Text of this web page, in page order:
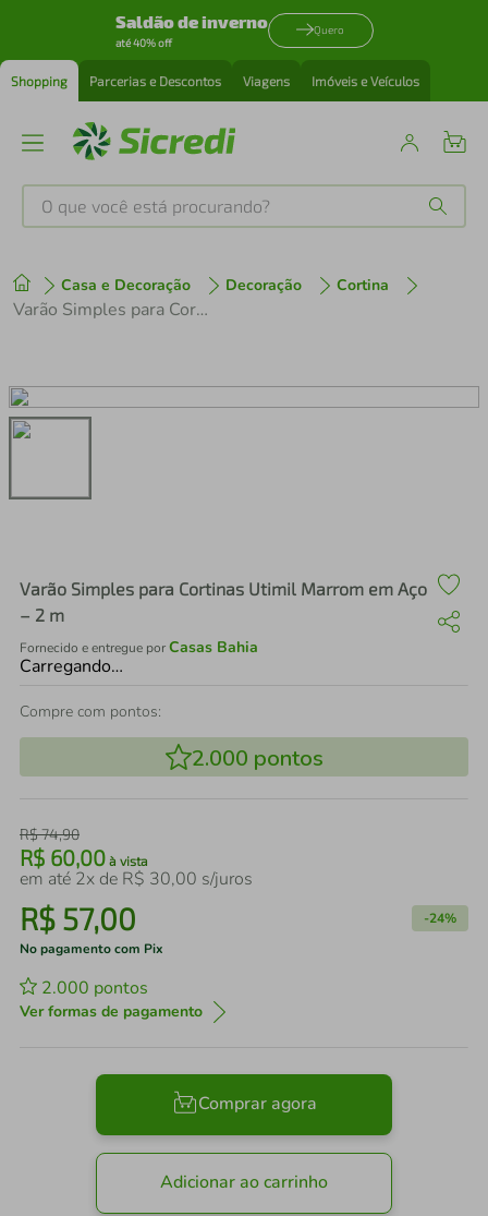
Saldão de inverno
até 40% off
Quero
Shopping Parcerias e Descontos Viagens Imóveis e Veículos
O que você está procurando?
Casa e Decoração Decoração Cortina
Varão Simples para Cortinas Utimil Marrom em Aço – 2 m
Varão Simples para Cortinas Utimil Marrom em Aço
– 2 m
Fornecido e entregue porCasas Bahia
Carregando…
Compre com pontos:
2.000 pontos
R$74,90
R$ 60,00 à vista
em até 2x de R$ 30,00 s/juros
R$ 57,00 -24%
No pagamento com Pix
2.000 pontos
Ver formas de pagamento
Comprar agora
Adicionar ao carrinho
1 º tenis